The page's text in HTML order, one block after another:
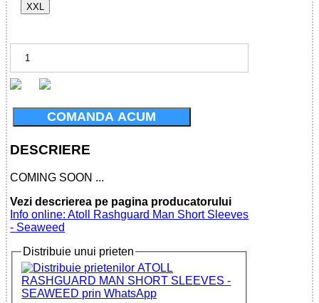
XXL
COMANDA ACUM
DESCRIERE
COMING SOON ...
Vezi descrierea pe pagina producatorului
Info online: Atoll Rashguard Man Short Sleeves
- Seaweed
Distribuie unui prieten